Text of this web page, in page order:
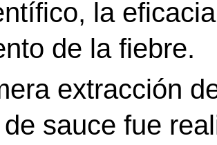
la
de la fiebre.
extracción
sauce fue